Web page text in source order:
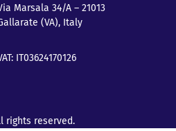
Marsala 34/A – 21013
(VA), Italy
IT03624170126
rights reserved.